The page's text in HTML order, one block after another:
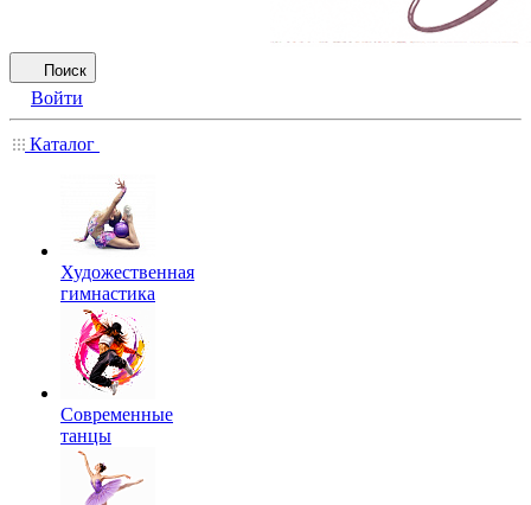
Поиск
Войти
Каталог
Художественная
гимнастика
Современные
танцы